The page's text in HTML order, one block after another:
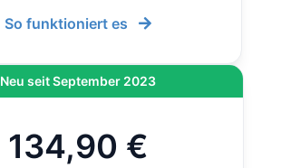
So funktioniert es
Neu seit September 2023
134,90 €